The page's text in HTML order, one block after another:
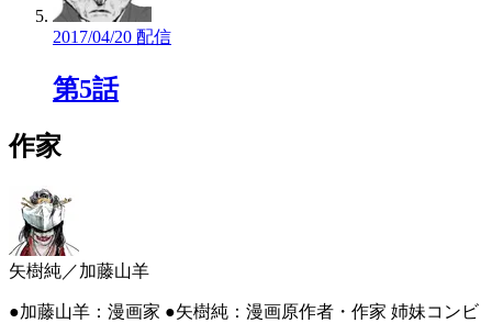
2017/04/20 配信
第5話
作家
矢樹純／加藤山羊
●加藤山羊：漫画家 ●矢樹純：漫画原作者・作家 姉妹コンビ